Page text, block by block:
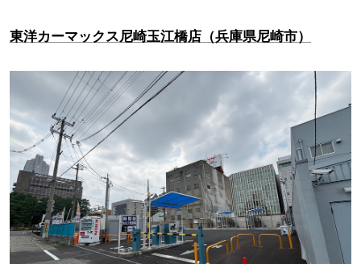
東洋カーマックス尼崎玉江橋店（兵庫県尼崎市）